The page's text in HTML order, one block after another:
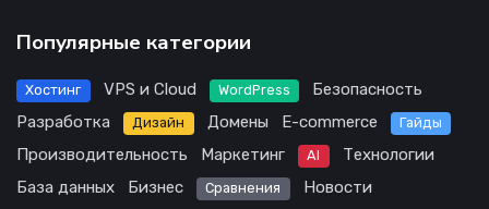
Популярные категории
Хостинг VPS и Cloud WordPress
Безопасность
Разработка
Дизайн Домены E-commerce Гайды
Производительность Маркетинг AI
Технологии
База данных
Бизнес Сравнения
Новости